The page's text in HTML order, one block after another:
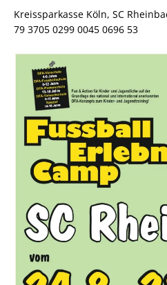
Kreissparkasse Köln, SC
79 3705 0299 0045 0696 53